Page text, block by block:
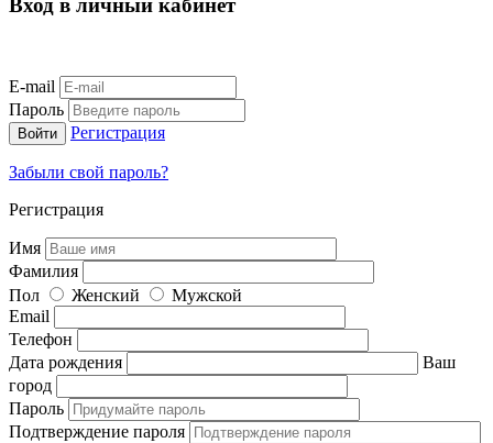
Вход в личный кабинет
E-mail
Пароль
Регистрация
Забыли свой пароль?
Регистрация
Имя
Фамилия
Пол
Женский
Мужской
Email
Телефон
Дата рождения
Ваш
город
Пароль
Подтверждение пароля